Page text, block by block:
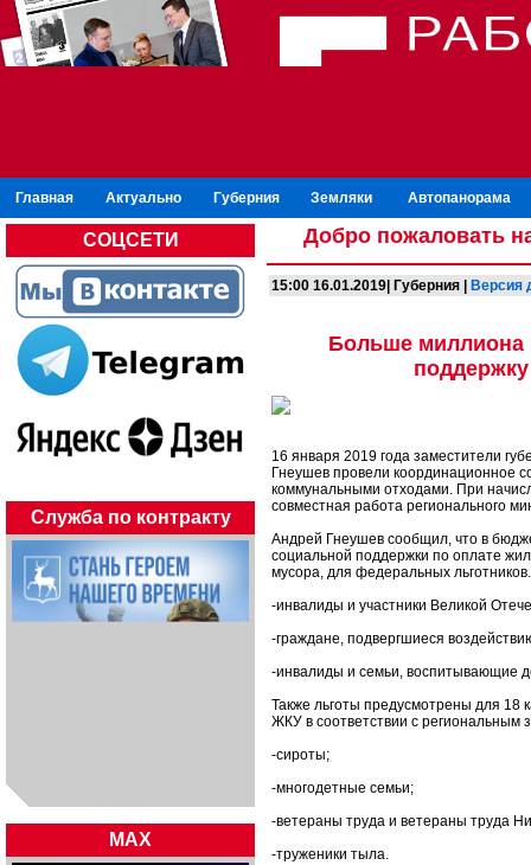
Главная Актуально Губерния Земляки Автопанорама
СОЦСЕТИ
Служба по контракту
MAX
Добро пожаловать
15:00 16.01.2019| Губерния | Версия
Больше миллиона
16 января 2019 года заместители
Гнеушев провели координационное
коммунальными отходами. При
совместная работа регионального
Андрей Гнеушев сообщил, что в
социальной поддержки по оплате
мусора, для федеральных
-инвалиды и участники Великой
-граждане, подвергшиеся
-инвалиды и семьи, воспитывающие
Также льготы предусмотрены для 18
ЖКУ в соответствии с региональным
-сироты;
-многодетные семьи;
-ветераны труда и ветераны труда
-труженики тыла.